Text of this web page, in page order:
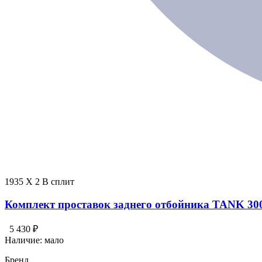
1935 X 2 В сплит
Комплект проставок заднего отбойника TANK
5 430 ₽
Наличие: мало
Бренд